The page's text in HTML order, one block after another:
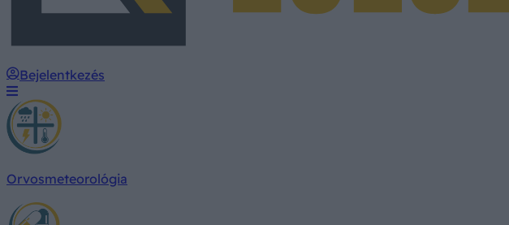
Bejelentkezés
Orvosmeteorológia